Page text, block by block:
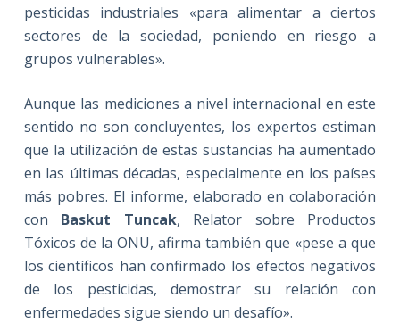
pesticidas industriales «para alimentar a ciertos
sectores de la sociedad, poniendo en riesgo a
grupos vulnerables».
Aunque las mediciones a nivel internacional en este
sentido no son concluyentes, los expertos estiman
que la utilización de estas sustancias ha aumentado
en las últimas décadas, especialmente en los países
más pobres. El informe, elaborado en colaboración
con Baskut Tuncak, Relator sobre Productos
Tóxicos de la ONU, afirma también que «pese a que
los científicos han confirmado los efectos negativos
de los pesticidas, demostrar su relación con
enfermedades sigue siendo un desafío».